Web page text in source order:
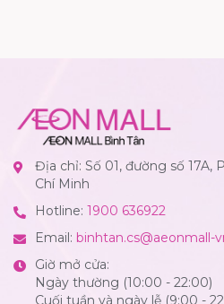
Địa chỉ: Số 01, đường số 17A,
Chí Minh
Hotline: 1900 636922
Email: binhtan.cs@aeonmall-
Giờ mở cửa:
Ngày thường (10:00 - 22:00)
Cuối tuần và ngày lễ (9:00 -